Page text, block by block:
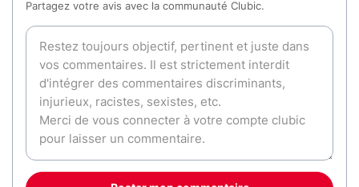
Partagez votre avis avec la communauté Clubic.